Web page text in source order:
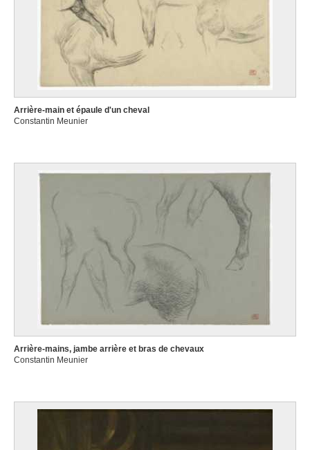
Arrière-main et épaule d'un cheval
Constantin Meunier
Arrière-mains, jambe arrière et bras de chevaux
Constantin Meunier